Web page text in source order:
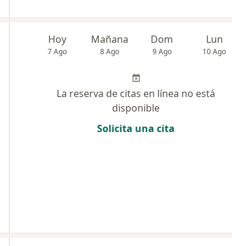
Hoy
7 Ago
Mañana
8 Ago
Dom
9 Ago
Lun
10 Ago
La reserva de citas en línea no está
disponible
Solicita una cita